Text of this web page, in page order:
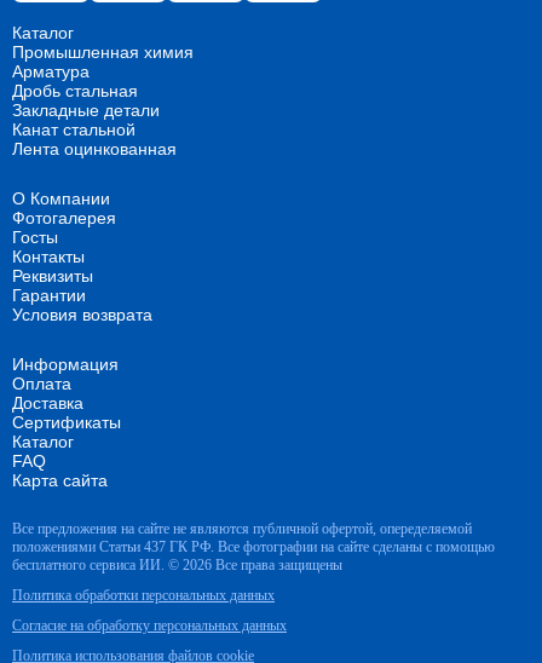
Каталог
Промышленная химия
Арматура
Дробь стальная
Закладные детали
Канат стальной
Лента оцинкованная
О Компании
Фотогалерея
Госты
Контакты
Реквизиты
Гарантии
Условия возврата
Информация
Оплата
Доставка
Сертификаты
Каталог
FAQ
Карта сайта
Все предложения на сайте не являются публичной офертой, опеределяемой
положениями Статьи 437 ГК РФ. Все фотографии на сайте сделаны с помощью
бесплатного сервиса ИИ. © 2026 Все права защищены
Политика обработки персональных данных
Согласие на обработку персональных данных
Политика использования файлов cookie